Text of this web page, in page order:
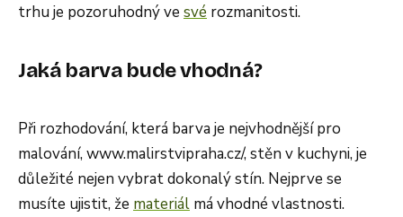
trhu je pozoruhodný ve své rozmanitosti.
Jaká barva bude vhodná?
Při rozhodování, která barva je nejvhodnější pro
malování, www.malirstvipraha.cz/, stěn v kuchyni, je
důležité nejen vybrat dokonalý stín. Nejprve se
musíte ujistit, že materiál má vhodné vlastnosti.